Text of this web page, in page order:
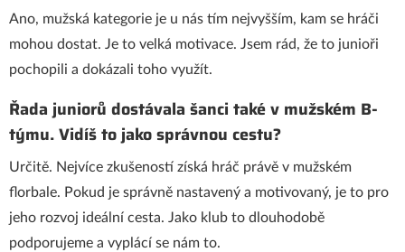
Ano, mužská kategorie je u nás tím nejvyšším, kam se hráči
mohou dostat. Je to velká motivace. Jsem rád, že to junioři
pochopili a dokázali toho využít.
Řada juniorů dostávala šanci také v mužském B-
týmu. Vidíš to jako správnou cestu?
Určitě. Nejvíce zkušeností získá hráč právě v mužském
florbale. Pokud je správně nastavený a motivovaný, je to pro
jeho rozvoj ideální cesta. Jako klub to dlouhodobě
podporujeme a vyplácí se nám to.